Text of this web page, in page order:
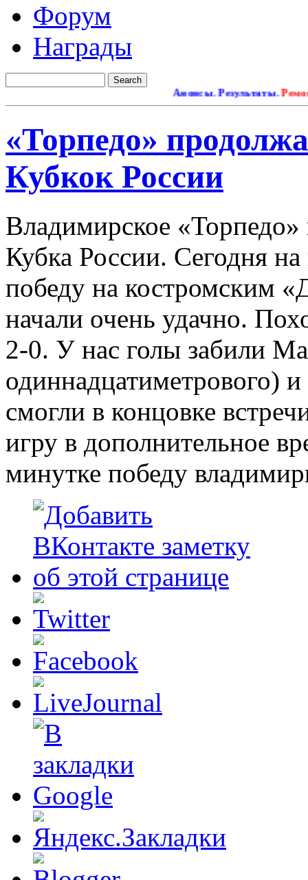
Форум
Награды
Анонсы. Результаты.Ремонт
«Торпедо»
Кубкок России
Владимирское
Кубка России. Сегодня
победу на костромским
начали очень удачно.
2-0. У нас голы забили
одиннадцатиметрового)
смогли в концовке
игру в дополнительное
минутке победу